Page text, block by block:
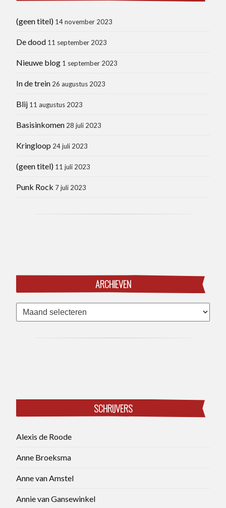
(geen titel) 14 november 2023
De dood 11 september 2023
Nieuwe blog 1 september 2023
In de trein 26 augustus 2023
Blij 11 augustus 2023
Basisinkomen 28 juli 2023
Kringloop 24 juli 2023
(geen titel) 11 juli 2023
Punk Rock 7 juli 2023
ARCHIEVEN
Archieven
SCHRIJVERS
Alexis de Roode
Anne Broeksma
Anne van Amstel
Annie van Gansewinkel